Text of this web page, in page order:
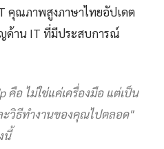
คุณภาพสูงภาษาไทยอัปเดต
ญด้าน IT ที่มีประสบการณ์
คือ ไม่ใช่แค่เครื่องมือ แต่เป็น
วิธีทำงานของคุณไปตลอด"
นี้